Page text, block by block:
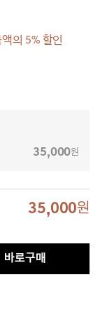
의 5% 할인
35,000원
35,000원
바로구매